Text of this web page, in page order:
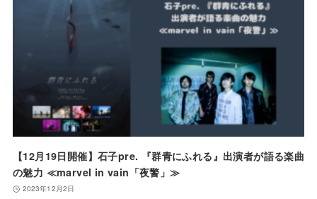
【12月19日開催】石子pre. 『群青にふれる』出演者が語る楽曲
の魅力 ≪marvel in vain「夜警」≫
2023年12月2日